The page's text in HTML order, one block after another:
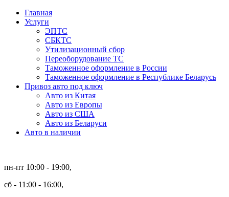
Главная
Услуги
ЭПТС
СБКТС
Утилизационный сбор
Переоборудование ТС
Таможенное оформление в России
Таможенное оформление в Республике Беларусь
Привоз авто под ключ
Авто из Китая
Авто из Европы
Авто из США
Авто из Беларуси
Авто в наличии
пн-пт 10:00 - 19:00,
сб - 11:00 - 16:00,